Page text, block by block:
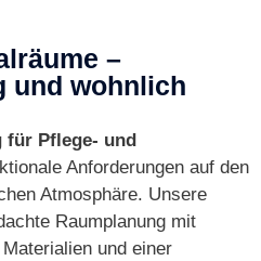
–
und wohnlich
für Pflege- und
Anforderungen auf den
Atmosphäre. Unsere
Raumplanung mit
und einer